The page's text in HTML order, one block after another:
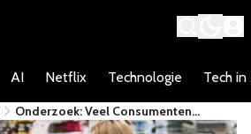
AI Netflix Technologie Tech in
​Onderzoek: Veel Consumenten
Bezorgd Over Het Geven Van